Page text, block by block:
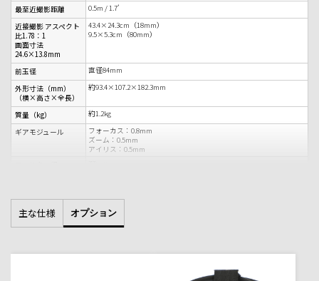
最至近撮影距離
0.5m / 1.7’
近接撮影 アスペクト
比1.78：1
画面寸法
24.6×13.8mm
43.4×24.3cm（18mm）
9.5×5.3cm（80mm）
前玉径
直径84mm
外形寸法（mm）
（横×高さ×全長）
約93.4×107.2×182.3mm
質量（kg）
約1.2kg
ギアモジュール
フォーカス：0.8mm
ズーム：0.5mm
アイリス：0.5mm
主な仕様 オプション